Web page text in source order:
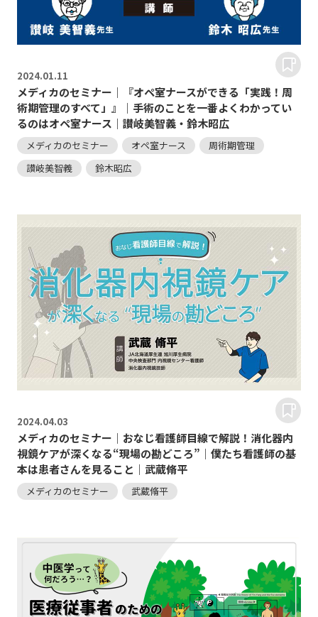
2024.01.11
メディカのセミナー｜『オペ室ナースができる「実践！周
術期管理のすべて」』｜手術のことを一番よくわかってい
るのはオペ室ナース｜讃岐美智義・鈴木昭広
メディカのセミナー オペ室ナース
周術期管理
讃岐美智義
鈴木昭広
2024.04.03
メディカのセミナー｜おなじ看護師目線で解説！消化器内
視鏡ケアが深くなる“現場の勘どころ”｜僕たち看護師の基
本は患者さんを見ること｜武蔵脩平
メディカのセミナー 武蔵脩平